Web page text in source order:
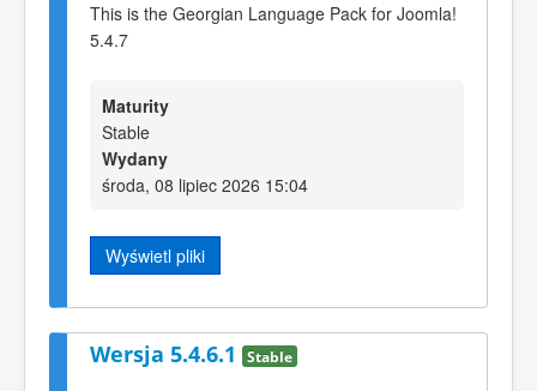
This is the Georgian Language Pack for Joomla!
5.4.7
Maturity
Stable
Wydany
środa, 08 lipiec 2026 15:04
Wyświetl pliki
Wersja 5.4.6.1 Stable